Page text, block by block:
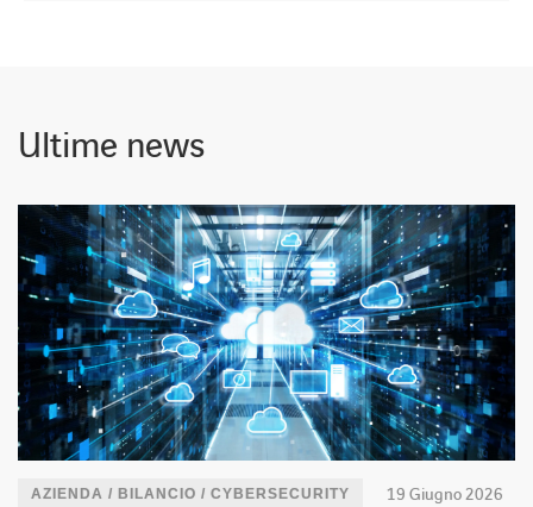
Ultime news
19 Giugno 2026
AZIENDA / BILANCIO / CYBERSECURITY